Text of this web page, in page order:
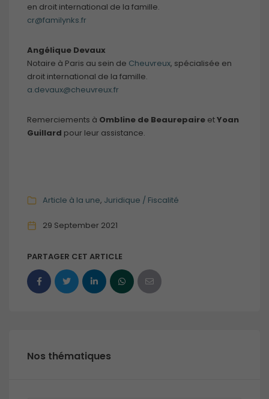
en droit international de la famille.
cr@familynks.fr
Angélique Devaux
Notaire à Paris au sein de Cheuvreux, spécialisée en
droit international de la famille.
a.devaux@cheuvreux.fr
Remerciements à Ombline de Beaurepaire etYoan
Guillard pour leur assistance.
Article à la une Juridique / Fiscalité
29 September 2021
PARTAGER CET ARTICLE
Nos thématiques